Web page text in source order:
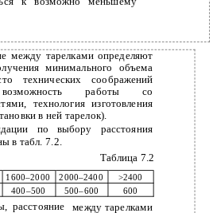
между тарелками определяют
минимального объема
технических соображений
работы со
технология изготовления
в ней тарелок).
по выбору расстояния
в табл. 7.2.
Таблица 7.2
1600–2000 2000–2400 >2400
400–500 500–600 600
расстояние
между тарелками